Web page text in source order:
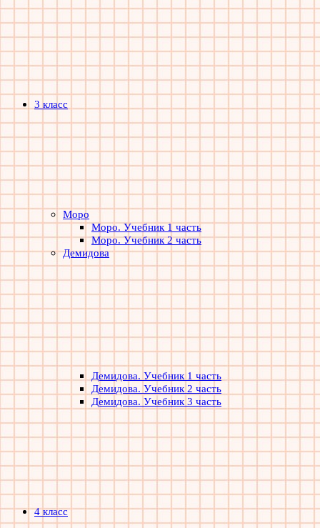
3 класс
Моро
Моро. Учебник 1 часть
Моро. Учебник 2 часть
Демидова
Демидова. Учебник 1 часть
Демидова. Учебник 2 часть
Демидова. Учебник 3 часть
4 класс